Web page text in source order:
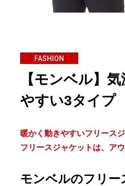
FASHION
【モンベル】
やすい3タイプ
暖かく動きやすいフリース
フリースジャケットは、ア
モンベルのフリー